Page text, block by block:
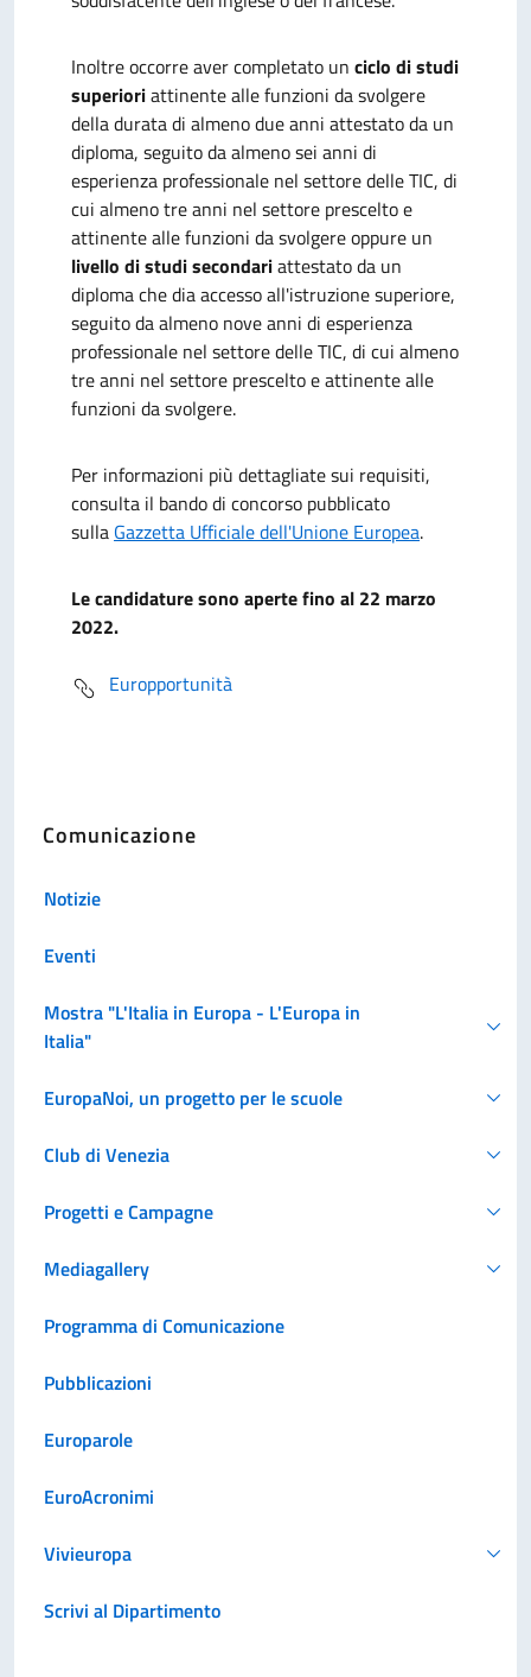
Inoltre occorre aver completato un ciclo di studi
superioriattinente alle funzioni da svolgere
della durata di almeno due anni attestato da un
diploma, seguito da almeno sei anni di
esperienza professionale nel settore delle TIC, di
cui almeno tre anni nel settore prescelto e
attinente alle funzioni da svolgereoppure un
livello di studi secondariattestato da un
diploma che dia accesso all'istruzione superiore,
seguito da almeno nove anni di esperienza
professionale nel settore delle TIC, di cui almeno
tre anni nel settore prescelto e attinente alle
funzioni da svolgere.
Per informazioni più dettagliate sui requisiti,
consulta il bando di concorso pubblicato
sulla Gazzetta Ufficiale dell'Unione Europea.
Le candidature sono aperte fino al 22 marzo
2022.
Europportunità
Comunicazione
Notizie
Eventi
Mostra "L'Italia in Europa - L'Europa in
Italia"
EuropaNoi, un progetto per le scuole
Club di Venezia
Progetti e Campagne
Mediagallery
Programma di Comunicazione
Pubblicazioni
Europarole
EuroAcronimi
Vivieuropa
Scrivi al Dipartimento